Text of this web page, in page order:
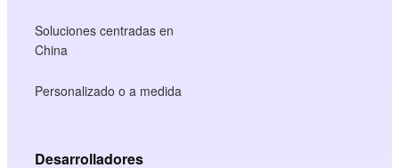
Soluciones centradas en
China
Personalizado o a medida
Desarrolladores